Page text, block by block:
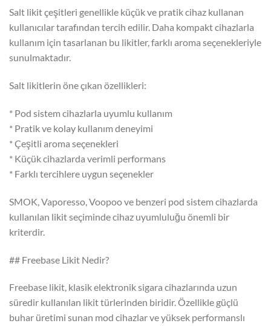
Salt likit çeşitleri genellikle küçük ve pratik cihaz kullanan
kullanıcılar tarafından tercih edilir. Daha kompakt cihazlarla
kullanım için tasarlanan bu likitler, farklı aroma seçenekleriyle
sunulmaktadır.
Salt likitlerin öne çıkan özellikleri:
* Pod sistem cihazlarla uyumlu kullanım
* Pratik ve kolay kullanım deneyimi
* Çeşitli aroma seçenekleri
* Küçük cihazlarda verimli performans
* Farklı tercihlere uygun seçenekler
SMOK, Vaporesso, Voopoo ve benzeri pod sistem cihazlarda
kullanılan likit seçiminde cihaz uyumluluğu önemli bir
kriterdir.
## Freebase Likit Nedir?
Freebase likit, klasik elektronik sigara cihazlarında uzun
süredir kullanılan likit türlerinden biridir. Özellikle güçlü
buhar üretimi sunan mod cihazlar ve yüksek performanslı